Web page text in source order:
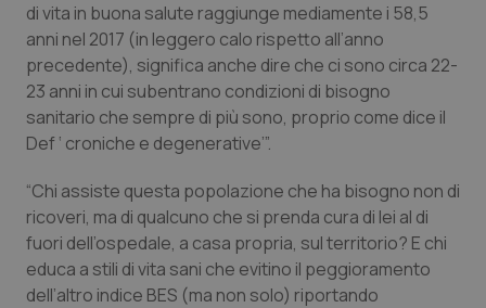
Quotidiano Cardiologia
Quotidiano Chirurgia
Quotidiano Pediatria
Rene & patologie urogenitali
di vita in buona salute raggiunge mediamente i 58,5
anni nel 2017 (in leggero calo rispetto all’anno
precedente), significa anche dire che ci sono circa 22-
23 anni in cui subentrano condizioni di bisogno
sanitario che sempre di più sono, proprio come dice il
Def ‘ croniche e degenerative’”.
“Chi assiste questa popolazione che ha bisogno non di
ricoveri, ma di qualcuno che si prenda cura di lei al di
fuori dell’ospedale, a casa propria, sul territorio? E chi
educa a stili di vita sani che evitino il peggioramento
dell’altro indice BES (ma non solo) riportando